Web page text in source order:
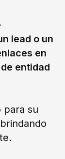
lead o un
en
entidad
para su